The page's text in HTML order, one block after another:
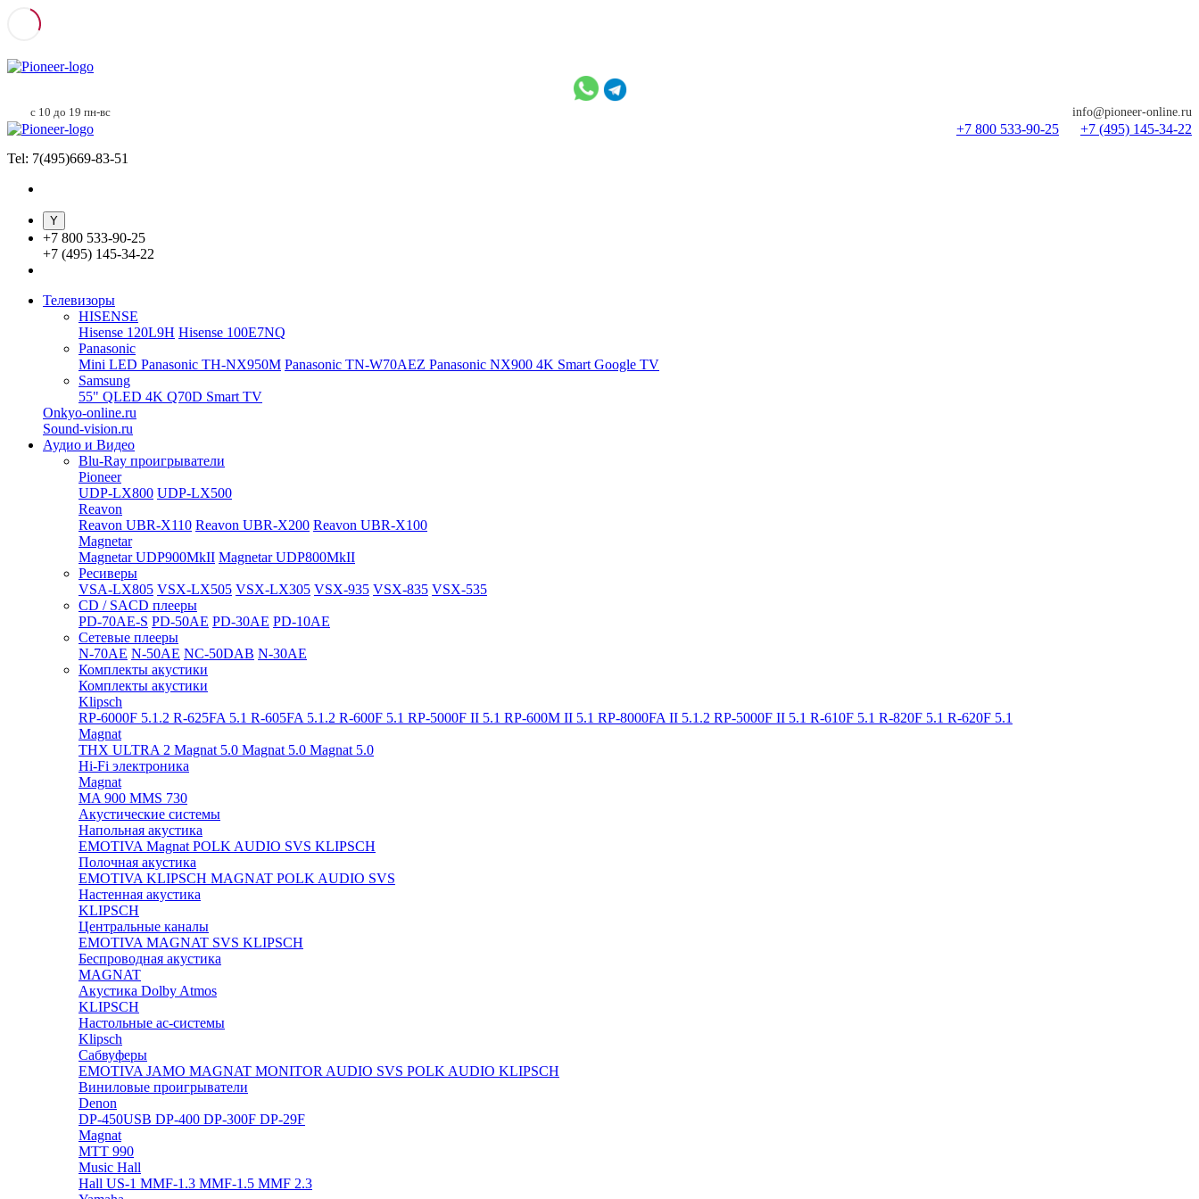
с 10 до 19 пн-вс info@pioneer-online.ru
+7 800 533-90-25
+7 (495) 145-34-22
Tel: 7(495)669-83-51
+7 800 533-90-25
+7 (495) 145-34-22
Телевизоры
HISENSE
Hisense 120L9H Hisense 100E7NQ
Panasonic
Mini LED Panasonic TH-NX950M Panasonic TN-W70AEZ Panasonic NX900 4K Smart Google TV
Samsung
55" QLED 4K Q70D Smart TV
Onkyo-online.ru
Sound-vision.ru
Аудио и Видео
Blu-Ray проигрыватели
Pioneer
UDP-LX800 UDP-LX500
Reavon
Reavon UBR-X110 Reavon UBR-X200 Reavon UBR-X100
Magnetar
Magnetar UDP900MkII Magnetar UDP800MkII
Ресиверы
VSA-LX805 VSX-LX505 VSX-LX305 VSX-935 VSX-835 VSX-535
CD / SACD плееры
PD-70AE-S PD-50AE PD-30AE PD-10AE
Сетевые плееры
N-70AE N-50AE NC-50DAB N-30AE
Комплекты акустики
Комплекты акустики
Klipsch
RP-6000F 5.1.2 R-625FA 5.1 R-605FA 5.1.2 R-600F 5.1 RP-5000F II 5.1 RP-600M II 5.1 RP-8000FA II 5.1.2 RP-5000F II 5.1 R-610F 5.1 R-820F 5.1 R-620F 5.1
Magnat
THX ULTRA 2 Magnat 5.0 Magnat 5.0 Magnat 5.0
Hi-Fi электроника
Magnat
MA 900 MMS 730
Акустические системы
Напольная акустика
EMOTIVA Magnat POLK AUDIO SVS KLIPSCH
Полочная акустика
EMOTIVA KLIPSCH MAGNAT POLK AUDIO SVS
Настенная акустика
KLIPSCH
Центральные каналы
EMOTIVA MAGNAT SVS KLIPSCH
Беспроводная акустика
MAGNAT
Акустика Dolby Atmos
KLIPSCH
Настольные ас-системы
Klipsch
Сабвуферы
EMOTIVA JAMO MAGNAT MONITOR AUDIO SVS POLK AUDIO KLIPSCH
Виниловые проигрыватели
Denon
DP-450USB DP-400 DP-300F DP-29F
Magnat
MTT 990
Music Hall
Hall US-1 MMF-1.3 MMF-1.5 MMF 2.3